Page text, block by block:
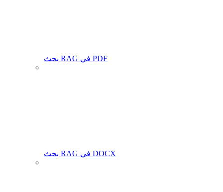
بحث RAG في PDF
بحث RAG في DOCX